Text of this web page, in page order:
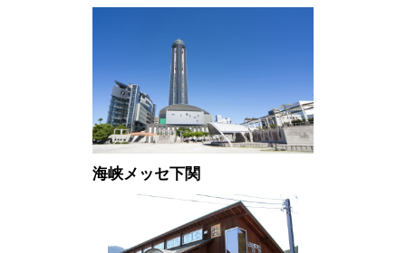
海峡メッセ下関